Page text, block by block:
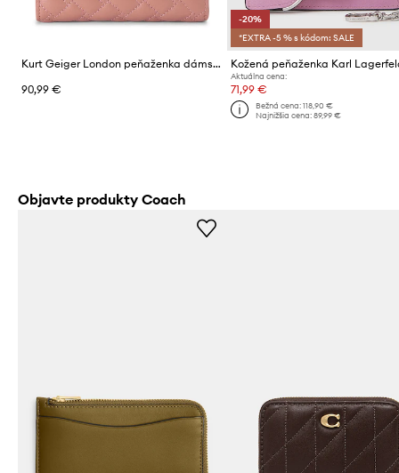
Kurt Geiger London peňaženka dámska kožená PIMLICO
90,99 €
-20%
*EXTRA -5 % s kódom: SALE
Aktuálna cena:
71,99 €
Bežná cena: 118,90 €
Najnižšia cena: 89,99 €
Objavte produkty Coach